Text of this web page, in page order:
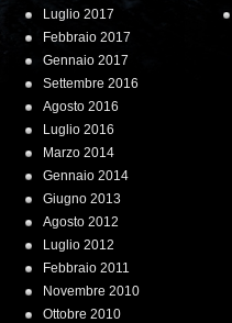
Luglio 2017
Febbraio 2017
Gennaio 2017
Settembre 2016
Agosto 2016
Luglio 2016
Marzo 2014
Gennaio 2014
Giugno 2013
Agosto 2012
Luglio 2012
Febbraio 2011
Novembre 2010
Ottobre 2010